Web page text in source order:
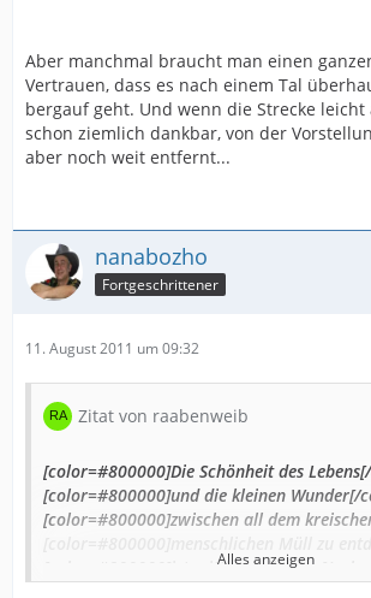
losfliegen.
http://u.jimdo.com/www32/o/
f03e1c372c3bf94/1304609961/std/
Aber manchmal braucht man einen
Vertrauen, dass es nach einem Tal
bergauf geht. Und wenn die Strecke
schon ziemlich dankbar, von der
aber noch weit entfernt...
nanabozho
Fortgeschrittener
11. August 2011 um 09:32
Zitat von raabenweib
[color=#800000]Die Schönheit des
[color=#800000]und die kleinen Wunder[/
[color=#800000]zwischen all dem
[color=#800000]ist mittlerweile eine[/color]
Alles anzeigen